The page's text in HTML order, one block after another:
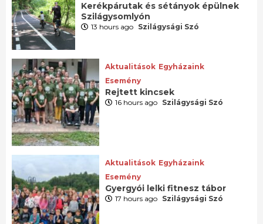
Kerékpárutak és sétányok épülnek
Szilágysomlyón
13 hours ago Szilágysági Szó
Aktualitások Egyházaink
Esemény
Rejtett kincsek
16 hours ago Szilágysági Szó
Aktualitások Egyházaink
Esemény
Gyergyói lelki fitnesz tábor
17 hours ago Szilágysági Szó